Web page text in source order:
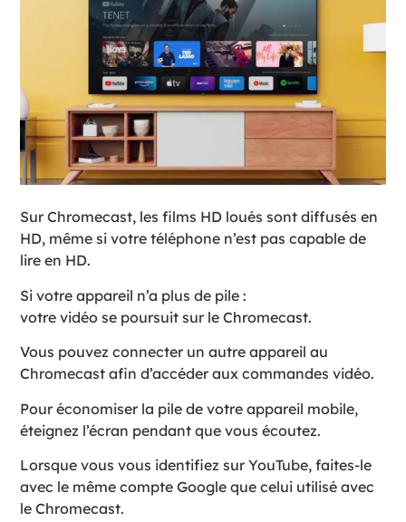
Sur Chromecast, les films HD loués sont diffusés en
HD, même si votre téléphone n’est pas capable de
lire en HD.
Si votre appareil n’a plus de pile :
votre vidéo se poursuit sur le Chromecast.
Vous pouvez connecter un autre appareil au
Chromecast afin d’accéder aux commandes vidéo.
Pour économiser la pile de votre appareil mobile,
éteignez l’écran pendant que vous écoutez.
Lorsque vous vous identifiez sur YouTube, faites-le
avec le même compte Google que celui utilisé avec
le Chromecast.